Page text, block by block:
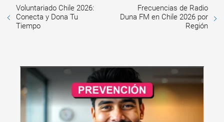
Voluntariado Chile 2026:
Conecta y Dona Tu
Tiempo
Frecuencias de Radio
Duna FM en Chile 2026 por
Región